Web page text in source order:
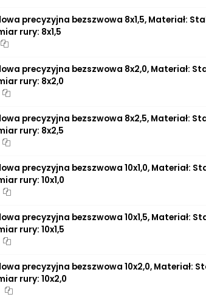
precyzyjna bezszwowa 8x1,5, Materiał:
rury: 8x1,5
precyzyjna bezszwowa 8x2,0, Materiał:
rury: 8x2,0
precyzyjna bezszwowa 8x2,5, Materiał:
rury: 8x2,5
precyzyjna bezszwowa 10x1,0, Materiał:
rury: 10x1,0
precyzyjna bezszwowa 10x1,5, Materiał:
rury: 10x1,5
precyzyjna bezszwowa 10x2,0, Materiał:
rury: 10x2,0